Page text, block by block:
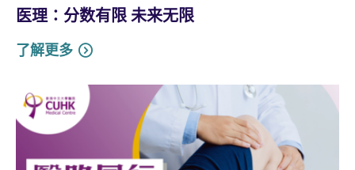
医理∶分数有限 未来无限
了解更多